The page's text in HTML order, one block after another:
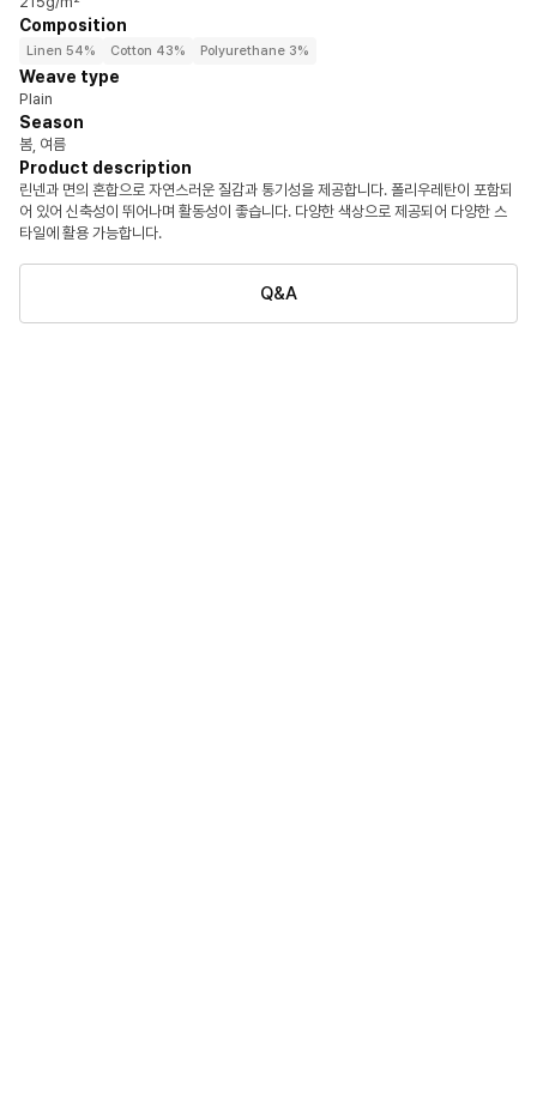
Composition
Linen 54% Cotton 43% Polyurethane 3%
Weave type
Plain
Season
봄, 여름
Product description
린넨과 면의 혼합으로 자연스러운 질감과 통기성을 제공합니다. 폴리우레탄이 포함되
어 있어 신축성이 뛰어나며 활동성이 좋습니다. 다양한 색상으로 제공되어 다양한 스
타일에 활용 가능합니다.
Q&A